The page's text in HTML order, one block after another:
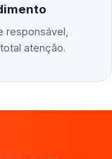
responsável,
atenção.